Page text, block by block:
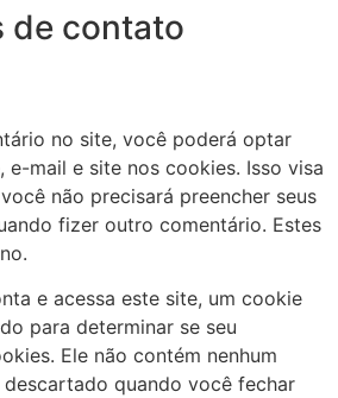
de contato
no site, você poderá optar
e-mail e site nos cookies. Isso visa
não precisará preencher seus
fizer outro comentário. Estes
e acessa este site, um cookie
para determinar se seu
Ele não contém nenhum
quando você fechar